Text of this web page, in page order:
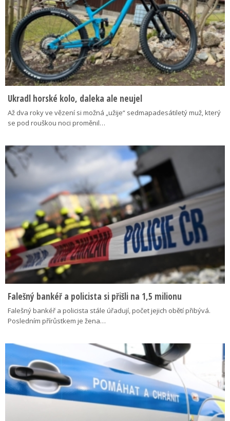
Ukradl horské kolo, daleka ale neujel
Až dva roky ve vězení si možná „užije“ sedmapadesátiletý muž, který
se pod rouškou noci proměnil…
Falešný bankéř a policista si přišli na 1,5 milionu
Falešný bankéř a policista stále úřadují, počet jejich obětí přibývá.
Posledním přírůstkem je žena…